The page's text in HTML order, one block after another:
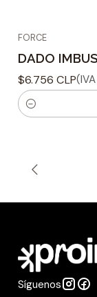
FORCE
DADO
$6.756 CLP
C
d
Síguenos